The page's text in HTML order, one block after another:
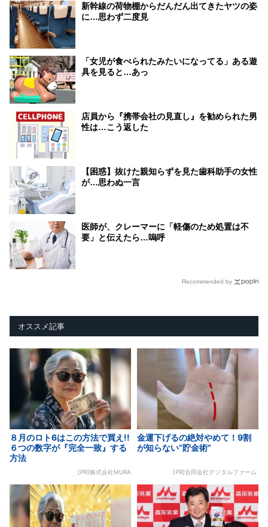
新幹線の荷物棚からだんだん出てきたヤツの姿
に…思わず二度見
「女児が食べられたみたいになってる」ある遊
具を見ると…あっ
店員から『携帯会社の見直し』を勧められた男
性は…こう返した
【困惑】抜けた親知らずを見た歯科助手の女性
が…思わぬ一言
医師が、クレーマーに「軽傷のため処置は不
要」と伝えたら…嗚呼
Recommended by
オススメ記事
８月のロト6はこの方法で買え!!
６つの数字が『完全一致』する
方法
[PR]株式会社MURA
金運下げるの絶対やめて！9割
が知らない“貯金術”
[PR]合同会社デジタルファーム